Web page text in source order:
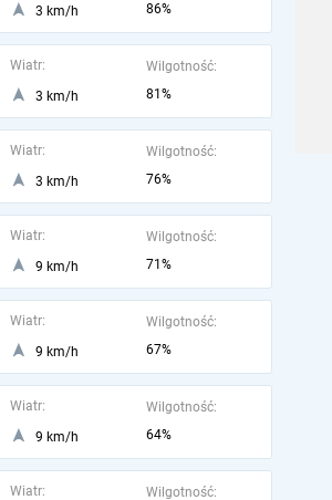
3 km/h
86%
Wiatr:
3 km/h
Wilgotność:
81%
Wiatr:
3 km/h
Wilgotność:
76%
Wiatr:
9 km/h
Wilgotność:
71%
Wiatr:
9 km/h
Wilgotność:
67%
Wiatr:
9 km/h
Wilgotność:
64%
Wiatr:
Wilgotność: